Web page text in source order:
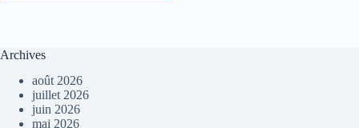
Archives
août 2026
juillet 2026
juin 2026
mai 2026